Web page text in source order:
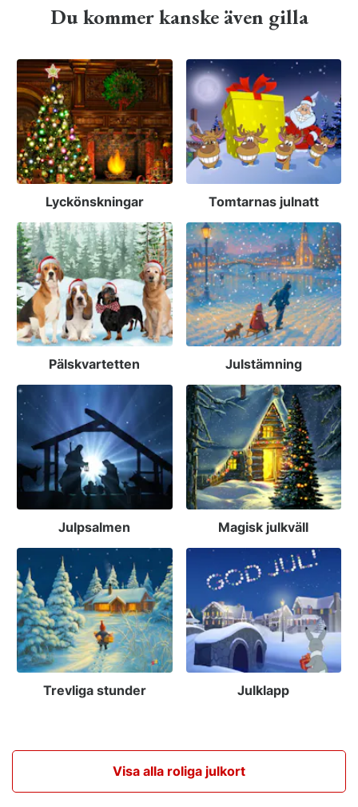
Du kommer kanske även gilla
Lyckönskningar Tomtarnas julnatt
Pälskvartetten Julstämning
Julpsalmen Magisk julkväll
Trevliga stunder Julklapp
Visa alla roliga julkort